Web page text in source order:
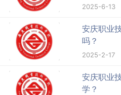
2025-6-13
安庆职业
吗？
2025-2-17
安庆职业
学？